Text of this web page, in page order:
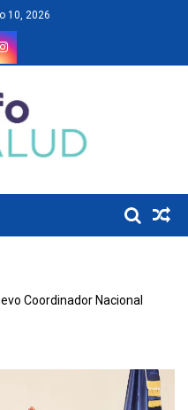
10, 2026
Coordinador Nacional